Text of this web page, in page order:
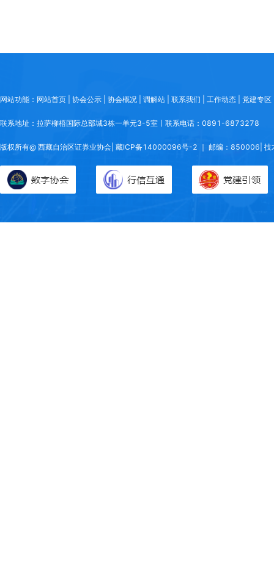
网站功能：网站首页 | 协会公示 | 协会概况 | 调解站 | 联系我们 | 工作动态 | 党建专
联系地址：拉萨柳梧国际总部城3栋一单元3-5室丨联系电话：0891-6873278
版权所有@ 西藏自治区证券业协会| 藏ICP备14000096号-2 ｜邮编：850006| 技